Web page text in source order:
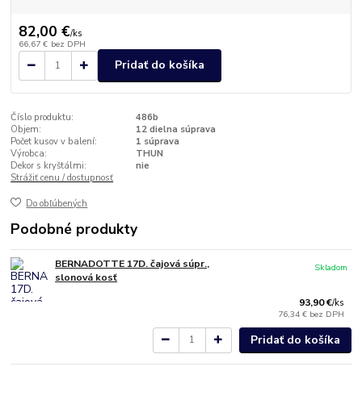
82,00 €/ks
66,67 € bez DPH
Pridať do košíka
Číslo produktu:
486b
Objem:
12 dielna súprava
Počet kusov v balení:
1 súprava
Výrobca:
THUN
Dekor s kryštálmi:
nie
Strážiť cenu / dostupnosť
Do obľúbených
Podobné produkty
BERNADOTTE 17D. čajová súpr.,
slonová kosť
93,90 €/ks
76,34 € bez DPH
Skladom
Pridať do košíka